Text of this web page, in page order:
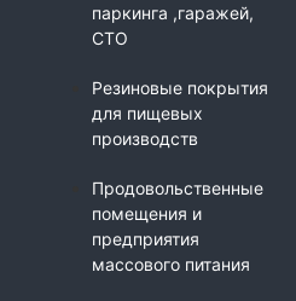
паркинга ,гаражей,
СТО
Резиновые покрытия
для пищевых
производств
Продовольственные
помещения и
предприятия
массового питания